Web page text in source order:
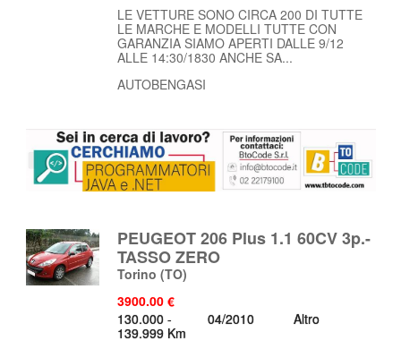
LE VETTURE SONO CIRCA 200 DI TUTTE
LE MARCHE E MODELLI TUTTE CON
GARANZIA SIAMO APERTI DALLE 9/12
ALLE 14:30/1830 ANCHE SA...
AUTOBENGASI
PEUGEOT 206 Plus 1.1 60CV 3p.-
TASSO ZERO
Torino (TO)
3900.00 €
130.000 -
139.999 Km
04/2010 Altro